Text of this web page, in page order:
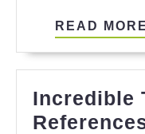
READ MORE
Incredible